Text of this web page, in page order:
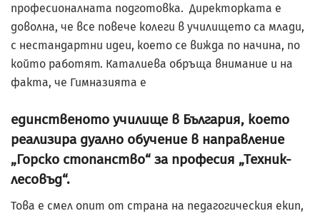
професионалната подготовка. Директорката е
доволна, че все повече колеги в училището са млади,
с нестандартни идеи, което се вижда по начина, по
който работят. Каталиева обръща внимание и на
факта, че Гимназията е
единственото училище в България, което
реализира дуално обучение в направление
„Горско стопанство“ за професия „Техник-
лесовъд“.
Това е смел опит от страна на педагогическия екип,